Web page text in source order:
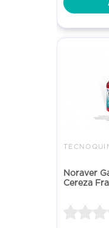
Noraver
Cereza